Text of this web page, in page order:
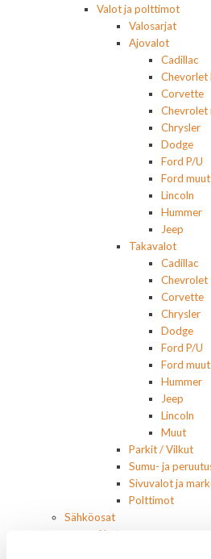
Valot ja polttimot
Valosarjat
Ajovalot
Cadillac
Chevorlet
Corvette
Chevrolet
Chrysler
Dodge
Ford P/U
Ford muut
Lincoln
Hummer
Jeep
Takavalot
Cadillac
Chevrolet
Corvette
Chrysler
Dodge
Ford P/U
Ford muut
Hummer
Jeep
Lincoln
Muut
Parkit / Vilkut
Sumu- ja
Sivuvalot ja
Polttimot
Sähköosat
Akut
Lasinnostin- ja